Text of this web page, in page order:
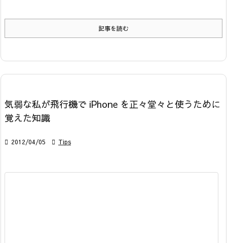
記事を読む
気弱な私が飛行機で iPhone を正々堂々と使うために
覚えた知識
 2012/04/05  Tips